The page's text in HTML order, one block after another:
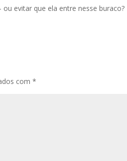
evitar que ela entre nesse buraco?
com*